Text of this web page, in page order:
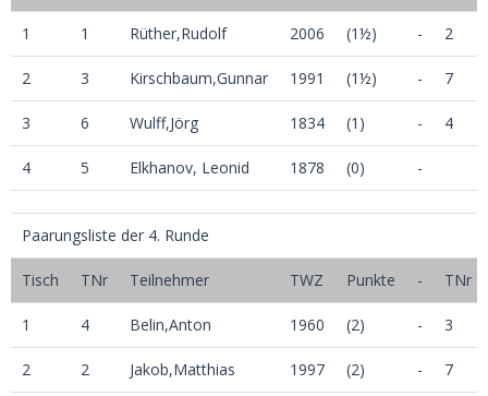
1 1 Rüther,Rudolf 2006 (1½) - 2
2 3 Kirschbaum,Gunnar 1991 (1½) - 7
3 6 Wulff,Jörg 1834 (1) - 4
4 5 Elkhanov, Leonid 1878 (0) -
Paarungsliste der 4. Runde
Tisch TNr Teilnehmer TWZ Punkte - TNr
1 4 Belin,Anton 1960 (2) - 3
2 2 Jakob,Matthias 1997 (2) - 7